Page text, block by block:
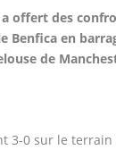
offert des
Benfica en
de
3-0 sur le